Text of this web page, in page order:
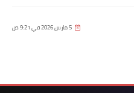
5 مارس 2026 في 9:21 ص